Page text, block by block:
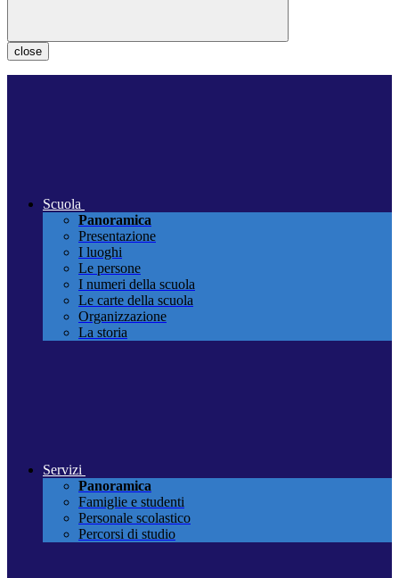
close
Scuola
Panoramica
Presentazione
I luoghi
Le persone
I numeri della scuola
Le carte della scuola
Organizzazione
La storia
Servizi
Panoramica
Famiglie e studenti
Personale scolastico
Percorsi di studio